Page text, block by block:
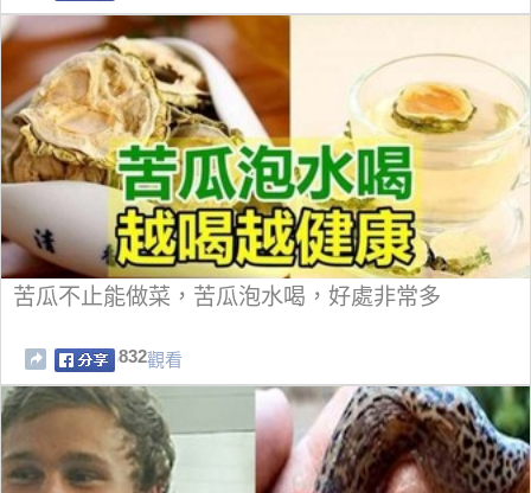
苦瓜不止能做菜，苦瓜泡水喝，好處非常多
832觀看